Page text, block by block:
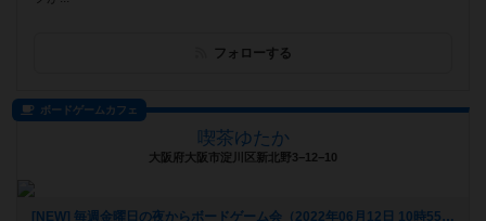
フォローする
ボードゲームカフェ
喫茶ゆたか
大阪府大阪市淀川区新北野3−12−10
[NEW] 毎週金曜日の夜からボードゲーム会（2022年06月12日 10時55分）